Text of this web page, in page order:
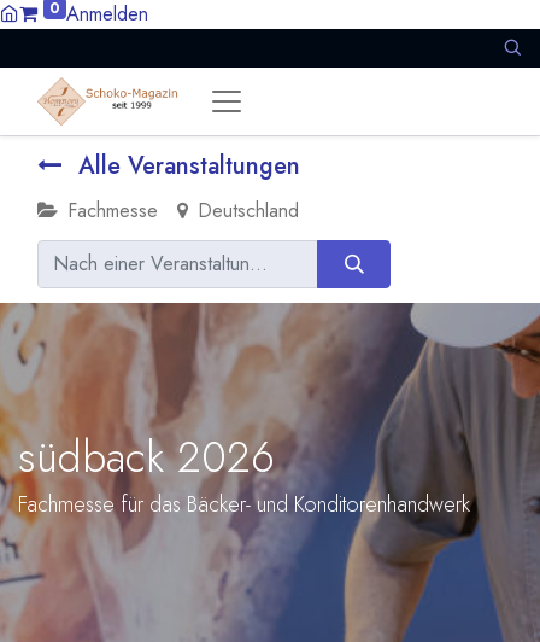
0 Anmelden
Alle Veranstaltungen
Fachmesse Deutschland
südback 2026
Fachmesse für das Bäcker- und Konditorenhandwerk